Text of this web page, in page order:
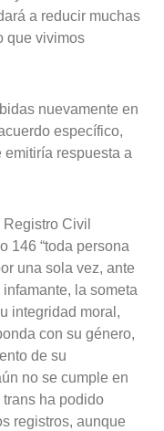
a reducir muchas
que vivimos
nuevamente en
específico,
emitiría respuesta a
Civil
146 “toda persona
una sola vez, ante
la someta
integridad moral,
con su género,
de su
no se cumple en
ha podido
registros, aunque